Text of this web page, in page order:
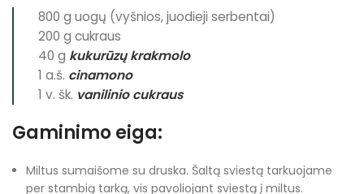
800 g uogų (vyšnios, juodieji serbentai)
200 g cukraus
40 g kukurūzų krakmolo
1 a.š. cinamono
1 v. šk. vanilinio cukraus
Gaminimo eiga:
Miltus sumaišome su druska. Šaltą sviestą tarkuojame
per stambią tarką, vis pavoliojant sviestą į miltus.